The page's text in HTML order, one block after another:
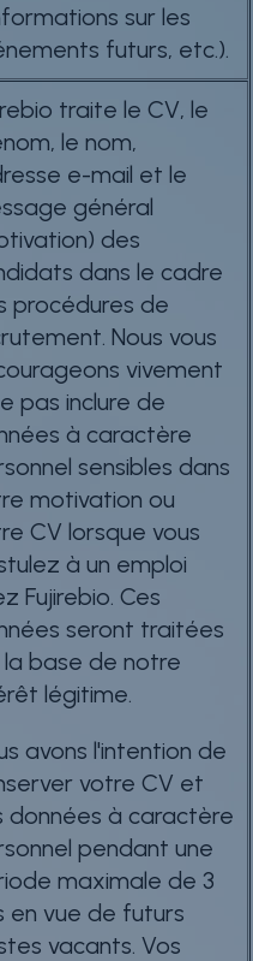
sur les
futurs, etc.).
traite le CV, le
le nom,
e-mail et le
général
des
dans le cadre
procédures de
Nous vous
vivement
pas inclure de
à caractère
sensibles dans
motivation ou
CV lorsque vous
à un emploi
Fujirebio. Ces
seront traitées
la base de notre
légitime.
avons l'intention de
votre CV et
données à caractère
pendant une
maximale de 3
en vue de futurs
vacants. Vos